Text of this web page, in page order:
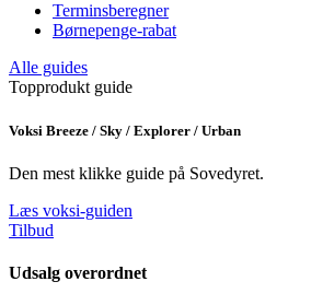
Terminsberegner
Børnepenge-rabat
Alle guides
Topprodukt guide
Voksi Breeze / Sky / Explorer / Urban
Den mest klikke guide på Sovedyret.
Læs voksi-guiden
Tilbud
Udsalg overordnet